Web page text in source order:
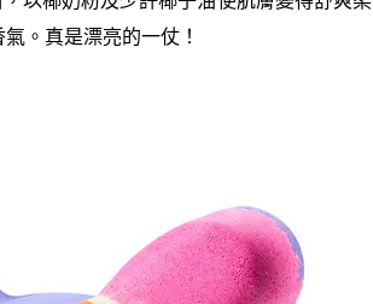
。真是漂亮的一仗！